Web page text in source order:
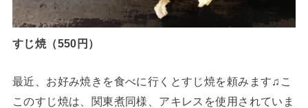
すじ焼（550円）
最近、お好み焼きを食べに行くとすじ焼を頼みます♫こ
このすじ焼は、関東煮同様、アキレスを使用されていま